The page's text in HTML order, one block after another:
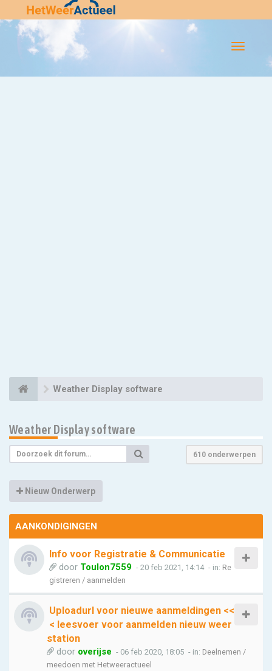
Flip-
Weather Display software
Weather Display software
610 onderwerpen
Nieuw Onderwerp
AANKONDIGINGEN
Info voor Registratie & Communicatie
door Toulon7559 - 20 feb 2021, 14:14 - in: Re
gistreren / aanmelden
Uploadurl voor nieuwe aanmeldingen <<
< leesvoer voor aanmelden nieuw weer
station
door overijse - 06 feb 2020, 18:05 - in: Deelnemen /
meedoen met Hetweeractueel